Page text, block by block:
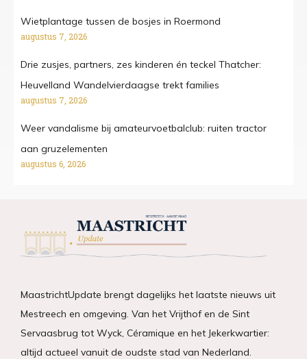
Wietplantage tussen de bosjes in Roermond
augustus 7, 2026
Drie zusjes, partners, zes kinderen én teckel Thatcher:
Heuvelland Wandelvierdaagse trekt families
augustus 7, 2026
Weer vandalisme bij amateurvoetbalclub: ruiten tractor
aan gruzelementen
augustus 6, 2026
MaastrichtUpdate brengt dagelijks het laatste nieuws uit
Mestreech en omgeving. Van het Vrijthof en de Sint
Servaasbrug tot Wyck, Céramique en het Jekerkwartier:
altijd actueel vanuit de oudste stad van Nederland.